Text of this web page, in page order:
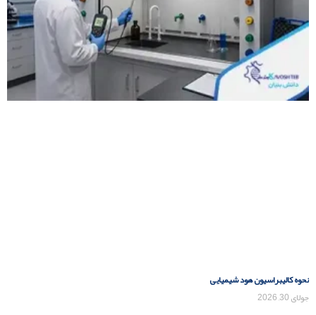
نحوه کالیبراسیون هود شیمیایی
جولای 30, 2026